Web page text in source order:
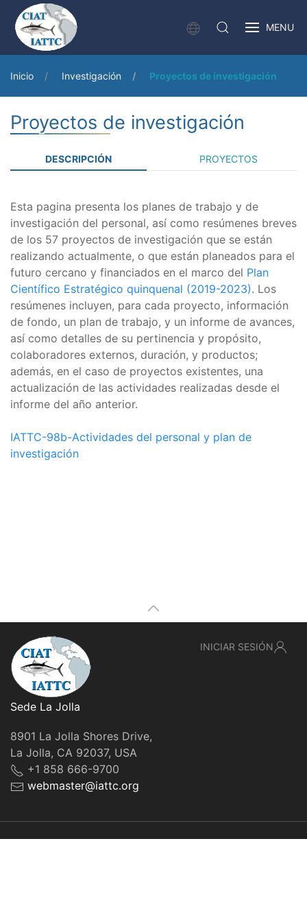
MENU
Inicio Investigación Proyectos de investigación
Proyectos de investigación
DESCRIPCIÓN PROYECTOS
Esta pagina presenta los planes de trabajo y de
investigación del personal, así como resúmenes breves
de los 57 proyectos de investigación que se están
realizando actualmente, o que están planeados para el
futuro cercano y financiados en el marco del Plan
Científico Estratégico quinquenal (2019-2023). Los
resúmenes incluyen, para cada proyecto, información
de fondo, un plan de trabajo, y un informe de avances,
así como detalles de su pertinencia y propósito,
colaboradores externos, duración, y productos;
además, en el caso de proyectos existentes, una
actualización de las actividades realizadas desde el
informe del año anterior.
IATTC-98b-Actividades del personal y plan de
investigación
Sede La Jolla
8901 La Jolla Shores Drive,
La Jolla, CA 92037, USA
+1 858 666-9700
webmaster@iattc.org
INICIAR SESIÓN
© IATTC, 2022-2026